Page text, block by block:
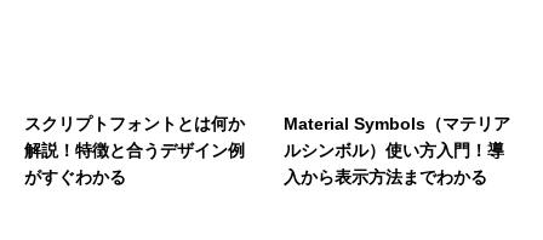
スクリプトフォントとは何か
解説！特徴と合うデザイン例
がすぐわかる
Material Symbols（マテリア
ルシンボル）使い方入門！導
入から表示方法までわかる